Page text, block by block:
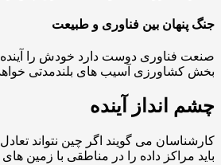
جنگ پنهان بین فناوری و طبیعت
صنعت فناوری دوست دارد خودش را آینده
بخش کشاورزی آسیب های بلندمدتی خواهد
چشم انداز آینده
کارشناسان می گویند اگر چین نتواند
باید مراکز داده را در مناطقی با زمین